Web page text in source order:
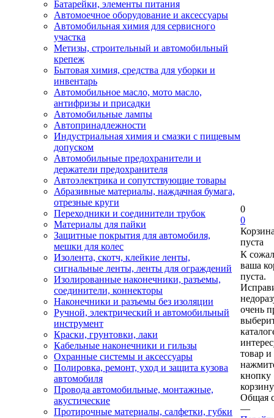
Батарейки, элементы питания
Автомоечное оборудование и аксессуары
Автомобильная химия для сервисного
участка
Метизы, строительный и автомобильный
крепеж
Бытовая химия, средства для уборки и
инвентарь
Автомобильное масло, мото масло,
антифризы и присадки
Автомобильные лампы
Автопринадлежности
Индустриальная химия и смазки с пищевым
допуском
Автомобильные предохранители и
держатели предохранителя
Автоэлектрика и сопутствующие товары
Абразивные материалы, наждачная бумага,
отрезные круги
Переходники и соединители трубок
Материалы для пайки
Защитные покрытия для автомобиля,
мешки для колес
Изолента, скотч, клейкие ленты,
сигнальные ленты, ленты для ограждений
Изолированные наконечники, разъемы,
соединители, коннекторы
Наконечники и разъемы без изоляции
Ручной, электрический и автомобильный
инструмент
Краски, грунтовки, лаки
Кабельные наконечники и гильзы
Охранные системы и аксессуары
Полировка, ремонт, уход и защита кузова
автомобиля
Провода автомобильные, монтажные,
акустические
Протирочные материалы, салфетки, губки
0
0
пуста
К
ваша
пуста.
очень
товар и
кнопку
Общая
—